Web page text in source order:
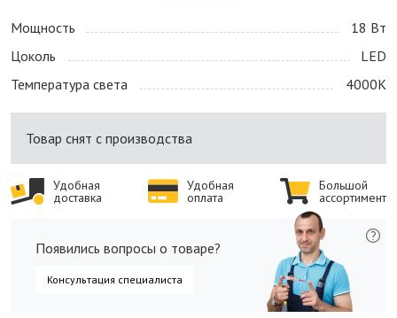
Мощность
18 Bт
Цоколь
LED
Температура света
4000K
Товар снят с производства
Удобная
доставка
Удобная
оплата
Большой
ассортимент
Появились вопросы о товаре?
Консультация специалиста